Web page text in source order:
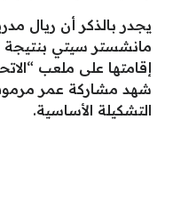
يجدر بالذكر أن ريال
إقامتها على ملعب
شهد مشاركة عمر
التشكيلة الأساسية.